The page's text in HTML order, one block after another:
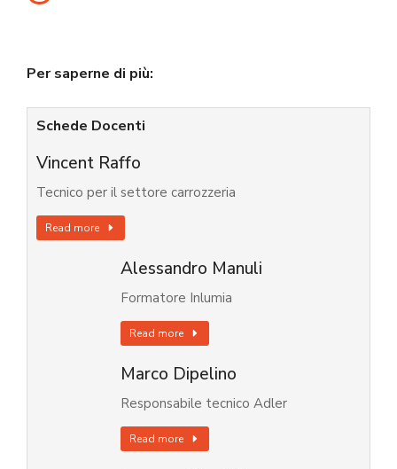
Per saperne di più:
Schede Docenti
Vincent Raffo
Tecnico per il settore carrozzeria
Read more
Alessandro Manuli
Formatore Inlumia
Read more
Marco Dipelino
Responsabile tecnico Adler
Read more